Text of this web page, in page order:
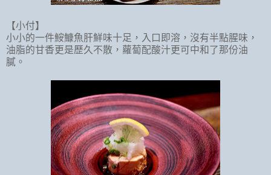
【小付】
小小的一件鮟鱇魚肝鮮味十足，入口即溶，沒有半點腥味，
油脂的甘香更是歷久不散，蘿蔔配酸汁更可中和了那份油
膩。